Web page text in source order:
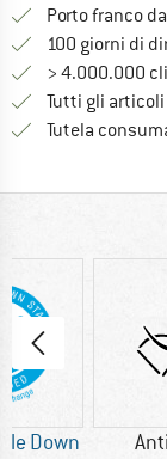
Porto franco
100 giorni di
> 4.000.000
Tutti gli
Tutela
Down